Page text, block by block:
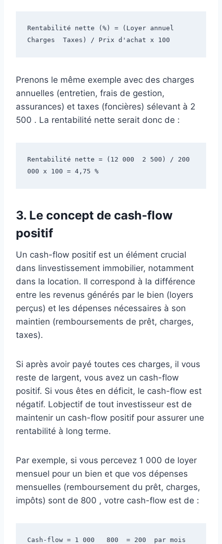
Rentabilité nette (%) = (Loyer annuel
Charges  Taxes) / Prix d'achat x 100
Prenons le même exemple avec des charges
annuelles (entretien, frais de gestion,
assurances) et taxes (foncières) sélevant à 2
500 . La rentabilité nette serait donc de :
Rentabilité nette = (12 000  2 500) / 200
000 x 100 = 4,75 %
3. Le concept de cash-flow
positif
Un cash-flow positif est un élément crucial
dans linvestissement immobilier, notamment
dans la location. Il correspond à la différence
entre les revenus générés par le bien (loyers
perçus) et les dépenses nécessaires à son
maintien (remboursements de prêt, charges,
taxes).
Si après avoir payé toutes ces charges, il vous
reste de largent, vous avez un cash-flow
positif. Si vous êtes en déficit, le cash-flow est
négatif. Lobjectif de tout investisseur est de
maintenir un cash-flow positif pour assurer une
rentabilité à long terme.
Par exemple, si vous percevez 1 000 de loyer
mensuel pour un bien et que vos dépenses
mensuelles (remboursement du prêt, charges,
impôts) sont de 800 , votre cash-flow est de :
Cash-flow = 1 000   800  = 200  par mois